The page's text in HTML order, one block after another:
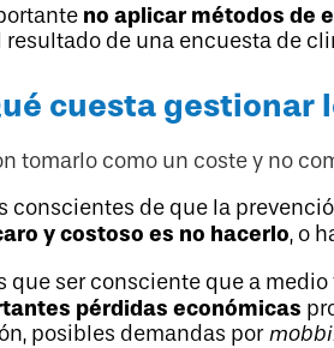
no aplicar métodos de
resultado de una encuesta de
cuesta gestionar
tomarlo como un coste y no
conscientes de que la
y costoso es no hacerlo, o
que ser consciente que a
pérdidas económicas
posibles demandas por